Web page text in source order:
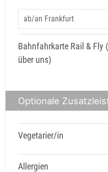
Bahnfahrkarte Rail & Fly
über uns)
Optionale
Vegetarier/in
Allergien